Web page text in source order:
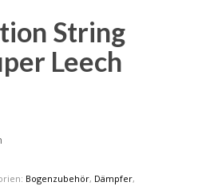
String
Leech
Bogenzubehör, Dämpfer,